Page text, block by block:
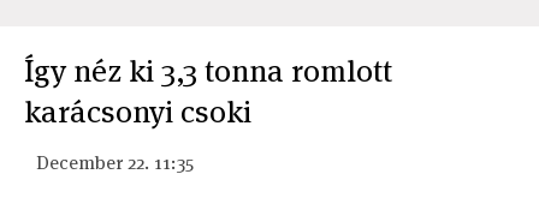
Így néz ki 3,3 tonna romlott
karácsonyi csoki
December 22. 11:35